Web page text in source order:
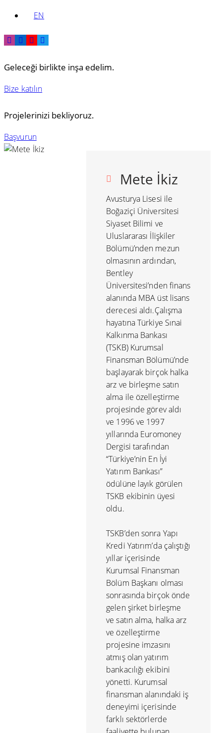
EN
Geleceği birlikte inşa edelim.
Bize katılın
Projelerinizi bekliyoruz.
Başvurun
Mete İkiz
Avusturya Lisesi ile
Boğaziçi Üniversitesi
Siyaset Bilimi ve
Uluslararası İlişkiler
Bölümü’nden mezun
olmasının ardından,
Bentley
Üniversitesi’nden finans
alanında MBA üst lisans
derecesi aldı.Çalışma
hayatına Türkiye Sınai
Kalkınma Bankası
(TSKB) Kurumsal
Finansman Bölümü’nde
başlayarak birçok halka
arz ve birleşme satın
alma ile özelleştirme
projesinde görev aldı
ve 1996 ve 1997
yıllarında Euromoney
Dergisi tarafından
“Türkiye’nin En İyi
Yatırım Bankası”
ödülüne layık görülen
TSKB ekibinin üyesi
oldu.
TSKB’den sonra Yapı
Kredi Yatırım’da çalıştığı
yıllar içerisinde
Kurumsal Finansman
Bölüm Başkanı olması
sonrasında birçok önde
gelen şirket birleşme
ve satın alma, halka arz
ve özelleştirme
projesine imzasını
atmış olan yatırım
bankacılığı ekibini
yönetti. Kurumsal
finansman alanındaki iş
deneyimi içerisinde
farklı sektörlerde